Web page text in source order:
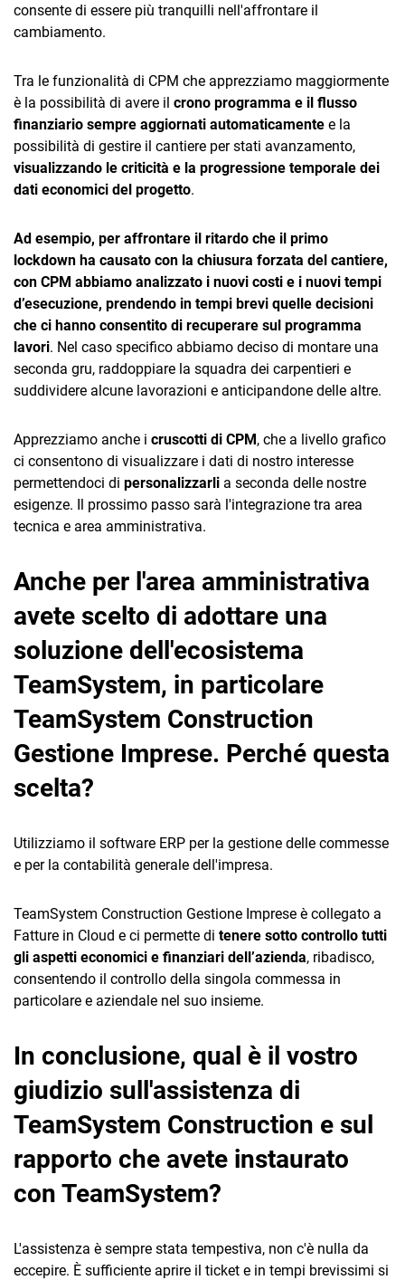
consente di essere più tranquilli nell'affrontare il
cambiamento.
Tra le funzionalità di CPM che apprezziamo maggiormente
è la possibilità di avere il crono programma e il flusso
finanziario sempre aggiornati automaticamente e la
possibilità di gestire il cantiere per stati avanzamento,
visualizzando le criticità e la progressione temporale dei
dati economici del progetto.
Ad esempio, per affrontare il ritardo che il primo
lockdown ha causato con la chiusura forzata del cantiere,
con CPM abbiamo analizzato i nuovi costi e i nuovi tempi
d’esecuzione, prendendo in tempi brevi quelle decisioni
che ci hanno consentito di recuperare sul programma
lavori. Nel caso specifico abbiamo deciso di montare una
seconda gru, raddoppiare la squadra dei carpentieri e
suddividere alcune lavorazioni e anticipandone delle altre.
Apprezziamo anche i cruscotti di CPM, che a livello grafico
ci consentono di visualizzare i dati di nostro interesse
permettendoci di personalizzarli a seconda delle nostre
esigenze. Il prossimo passo sarà l'integrazione tra area
tecnica e area amministrativa.
Anche per l'area amministrativa
avete scelto di adottare una
soluzione dell'ecosistema
TeamSystem, in particolare
TeamSystem Construction
Gestione Imprese. Perché questa
scelta?
Utilizziamo il software ERP per la gestione delle commesse
e per la contabilità generale dell'impresa.
TeamSystem Construction Gestione Imprese è collegato a
Fatture in Cloud e ci permette di tenere sotto controllo tutti
gli aspetti economici e finanziari dell’azienda, ribadisco,
consentendo il controllo della singola commessa in
particolare e aziendale nel suo insieme.
In conclusione, qual è il vostro
giudizio sull'assistenza di
TeamSystem Construction e sul
rapporto che avete instaurato
con TeamSystem?
L'assistenza è sempre stata tempestiva, non c'è nulla da
eccepire. È sufficiente aprire il ticket e in tempi brevissimi si